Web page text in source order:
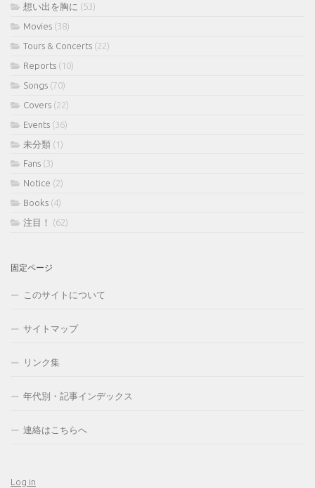
想い出を胸に (53)
Movies (38)
Tours & Concerts (22)
Reports (10)
Songs (70)
Covers (22)
Events (36)
未分類 (1)
Fans (3)
Notice (2)
Books (4)
注目！
(62)
固定ページ
このサイトについて
サイトマップ
リンク集
年代別・記事インデックス
連絡はこちらへ
Log in